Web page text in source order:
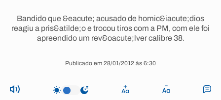
Bandido que &eacute; acusado de homic&iacute;dios
reagiu a pris&atilde;o e trocou tiros com a PM, com ele foi
apreendido um rev&oacute;lver calibre 38.
Publicado em 28/01/2012 às 6:30